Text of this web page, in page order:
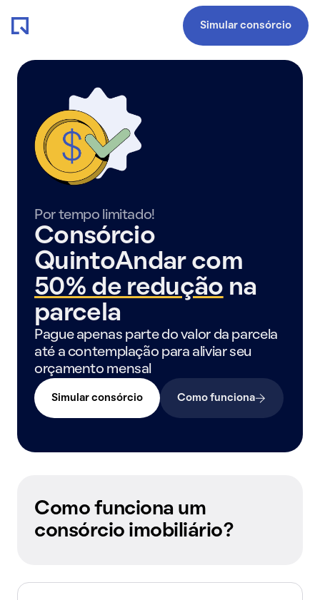
Simular consórcio
Por tempo limitado!
Consórcio
QuintoAndar com
50% de redução na
parcela
Pague apenas parte do valor da parcela
até a contemplação para aliviar seu
orçamento mensal
Simular consórcio Como funciona
Como funciona um
consórcio imobiliário?